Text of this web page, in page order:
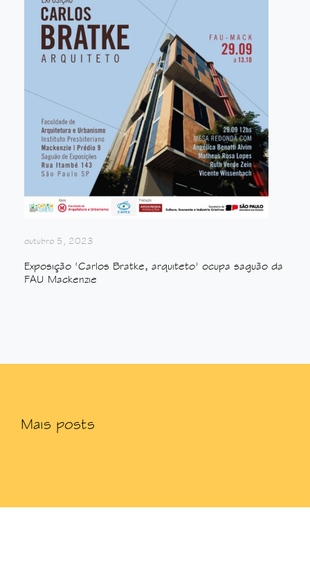
outubro 5, 2023
Exposição ‘Carlos Bratke, arquiteto’ ocupa saguão da
FAU Mackenzie
Mais posts